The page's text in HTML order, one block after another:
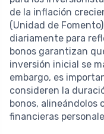
de la inflación
(Unidad de
diariamente para
bonos garantizan
inversión inicial se
embargo, es
consideren la
bonos, alineándolos
financieras